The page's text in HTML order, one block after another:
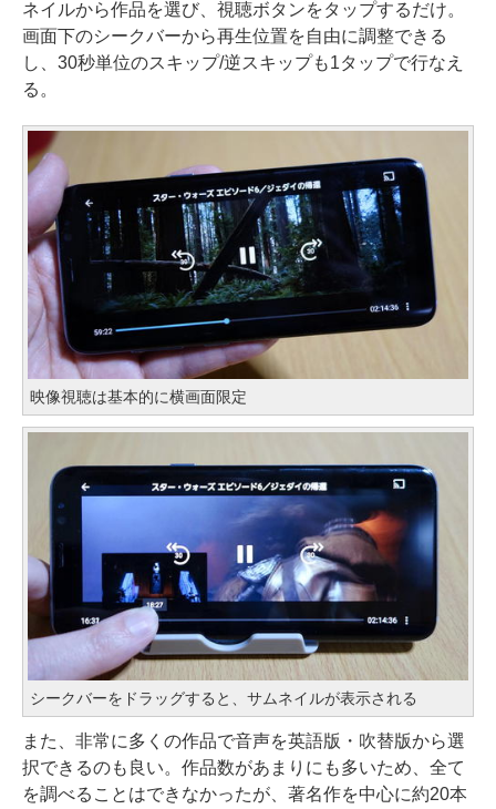
ネイルから作品を選び、視聴ボタンをタップするだけ。
画面下のシークバーから再生位置を自由に調整できる
し、30秒単位のスキップ/逆スキップも1タップで行なえ
る。
映像視聴は基本的に横画面限定
シークバーをドラッグすると、サムネイルが表示される
また、非常に多くの作品で音声を英語版・吹替版から選
択できるのも良い。作品数があまりにも多いため、全て
を調べることはできなかったが、著名作を中心に約20本